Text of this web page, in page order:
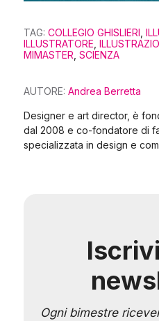
TAG: COLLEGIO GHISLIERI
ILLUSTRATORE
MIMASTER SCIENZA
AUTORE: Andrea Berretta
Designer e art director, è
dal 2008 e co-fondatore di
specializzata in design e
Ogni bimestre